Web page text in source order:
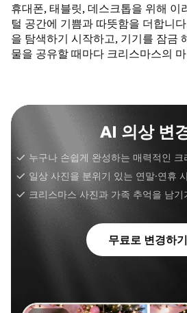
휴대폰, 태블릿, 데스크톱을 위해 이
털 공간에 기쁨과 따뜻함을 더합니
을 탐색하기 시작하고, 기기를 잠금
물을 공유할 때마다 크리스마스의
AI 의상 변
누구나 손쉽게 완성하는 매력적인 크
일상 사진을 분위기 있는 연말·연휴
크리스마스 사진과 가족 추억을 남기
무료로 변경하기